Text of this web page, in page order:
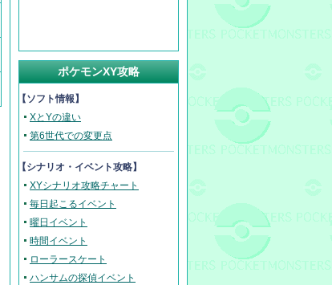
ポケモンXY攻略
【ソフト情報】
XとYの違い
第6世代での変更点
【シナリオ・イベント攻略】
XYシナリオ攻略チャート
毎日起こるイベント
曜日イベント
時間イベント
ローラースケート
ハンサムの探偵イベント